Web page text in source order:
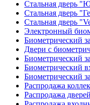
Стальная дверь
Стальная дверь
Стальная дверь
Электронный
Биометрический
Двери с
Биометрический
Биометрический
Биометрический
Распродажа
Распродажа